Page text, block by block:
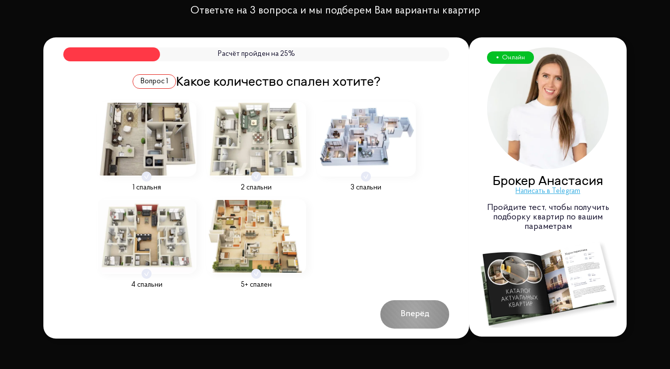
Ответьте на 3 вопроса и мы подберем Вам варианты квартир
Расчёт пройден на 25%
Вопрос 1 Какое количество спален хотите?
1 спальня 2 спальни 3 спальни
4 спальни 5+ спален
Вперёд
Онлайн
Брокер Анастасия
Написать в Telegram
Пройдите тест, чтобы получить
подборку квартир по вашим
параметрам